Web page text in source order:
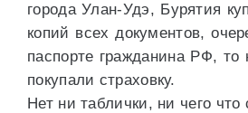
города Улан-Удэ, Бурятия
копий всех документов,
паспорте гражданина РФ,
покупали страховку.
Нет ни таблички, ни чего